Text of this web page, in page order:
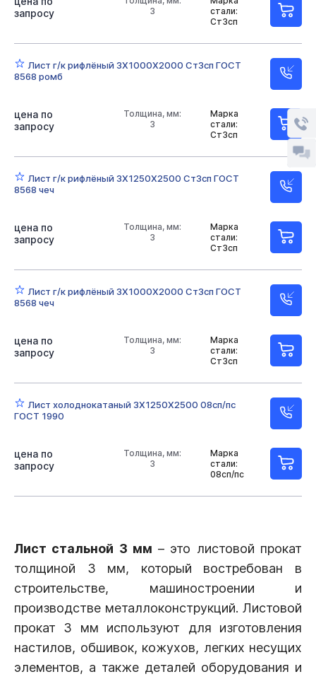
стали:
Ст3сп
3
запросу
Лист г/к рифлёный 3Х1000Х2000 Ст3сп ГОСТ
8568 ромб
Марка
стали:
Ст3сп
Толщина, мм:
3
цена по
запросу
Лист г/к рифлёный 3Х1250Х2500 Ст3сп ГОСТ
8568 чеч
Марка
стали:
Ст3сп
Толщина, мм:
3
цена по
запросу
Лист г/к рифлёный 3Х1000Х2000 Ст3сп ГОСТ
8568 чеч
Марка
стали:
Ст3сп
Толщина, мм:
3
цена по
запросу
Лист холоднокатаный 3Х1250Х2500 08сп/пс
ГОСТ 1990
Марка
стали:
08сп/пс
Толщина, мм:
3
цена по
запросу
Лист стальной 3 мм – это листовой прокат
толщиной 3 мм, который востребован в
строительстве, машиностроении и
производстве металлоконструкций. Листовой
прокат 3 мм используют для изготовления
настилов, обшивок, кожухов, легких несущих
элементов, а также деталей оборудования и